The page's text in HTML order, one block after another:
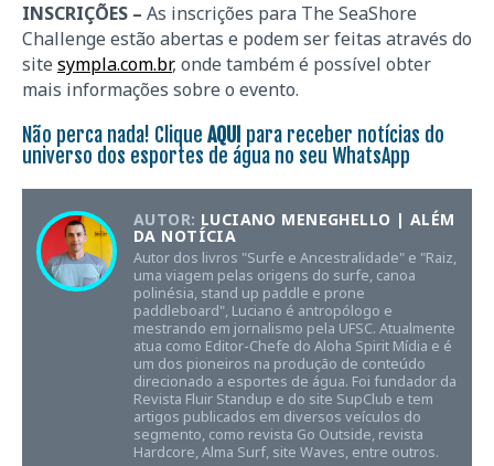
INSCRIÇÕES – As inscrições para The SeaShore
Challenge estão abertas e podem ser feitas através do
site sympla.com.br, onde também é possível obter
mais informações sobre o evento.
Não perca nada! Clique AQUI para receber notícias do
universo dos esportes de água no seu WhatsApp
AUTOR: LUCIANO MENEGHELLO | ALÉM
DA NOTÍCIA
Autor dos livros "Surfe e Ancestralidade" e "Raiz,
uma viagem pelas origens do surfe, canoa
polinésia, stand up paddle e prone
paddleboard", Luciano é antropólogo e
mestrando em jornalismo pela UFSC. Atualmente
atua como Editor-Chefe do Aloha Spirit Mídia e é
um dos pioneiros na produção de conteúdo
direcionado a esportes de água. Foi fundador da
Revista Fluir Standup e do site SupClub e tem
artigos publicados em diversos veículos do
segmento, como revista Go Outside, revista
Hardcore, Alma Surf, site Waves, entre outros.